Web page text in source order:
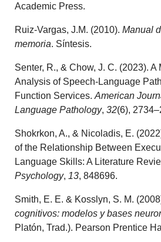
Academic Press.
Ruiz-Vargas, J.M. (2010).Manual
memoria. Síntesis.
Senter, R., & Chow, J. C. (2023). A
Analysis of Speech-Language
Function Services.American
Language Pathology,32(6),
Shokrkon, A., & Nicoladis, E.
of the Relationship Between
Language Skills: A Literature
Psychology, 13, 848696.
Smith, E. E. & Kosslyn, S. M.
cognitivos: modelos y bases
Platón, Trad.). Pearson Prentice